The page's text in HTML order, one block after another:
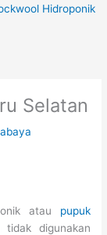
Hidroponik
Selatan
atau pupuk
tidak digunakan